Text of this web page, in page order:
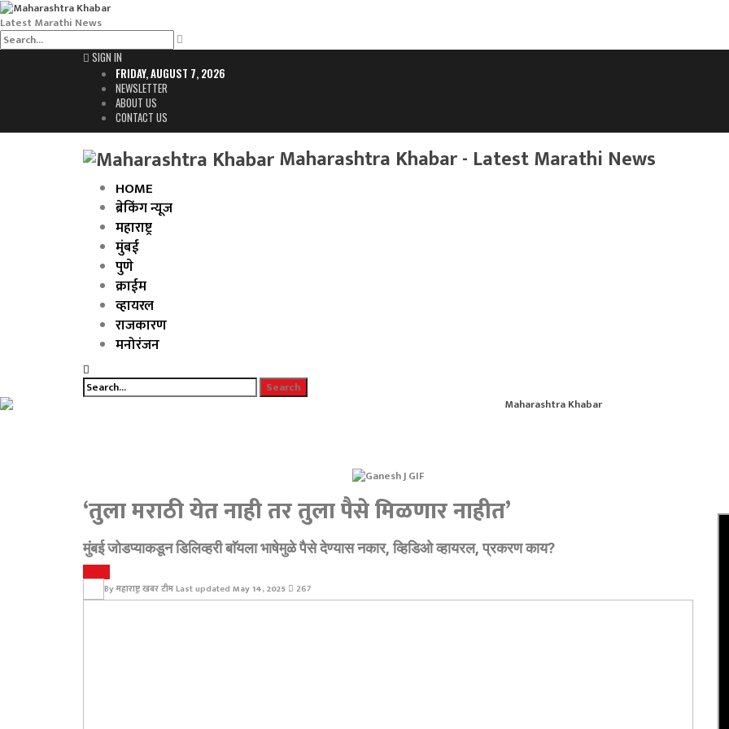
Latest Marathi News
SIGN IN
FRIDAY, AUGUST 7, 2026
NEWSLETTER
ABOUT US
CONTACT US
Maharashtra Khabar - Latest Marathi News
HOME
ब्रेकिंग न्यूज
महाराष्ट्र
मुंबई
पुणे
क्राईम
व्हायरल
राजकारण
मनोरंजन
‘तुला मराठी येत नाही तर तुला पैसे मिळणार नाहीत’
मुंबई जोडप्याकडून डिलिव्हरी बाॅयला भाषेमुळे पैसे देण्यास नकार, व्हिडिओ व्हायरल, प्रकरण काय?
Byमहाराष्ट्र खबर टीमLast updated May 14, 2025 267